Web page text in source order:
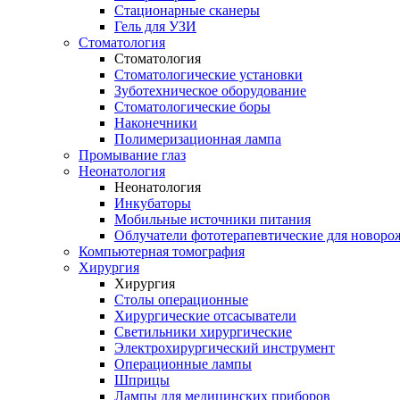
Стационарные сканеры
Гель для УЗИ
Стоматология
Стоматология
Стоматологические установки
Зуботехническое оборудование
Стоматологические боры
Наконечники
Полимеризационная лампа
Промывание глаз
Неонатология
Неонатология
Инкубаторы
Мобильные источники питания
Облучатели фототерапевтические для
Компьютерная томография
Хирургия
Хирургия
Столы операционные
Хирургические отсасыватели
Светильники хирургические
Электрохирургический инструмент
Операционные лампы
Шприцы
Лампы для медицинских приборов